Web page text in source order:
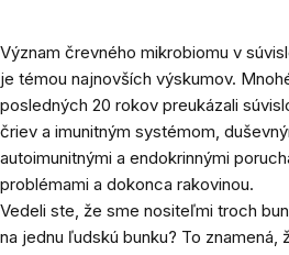
Význam črevného mikrobiomu v
je témou najnovších výskumov.
posledných 20 rokov preukázali
čriev a imunitným systémom,
autoimunitnými a endokrinnými
problémami a dokonca rakovinou.
Vedeli ste, že sme nositeľmi troch
na jednu ľudskú bunku? To znamená,